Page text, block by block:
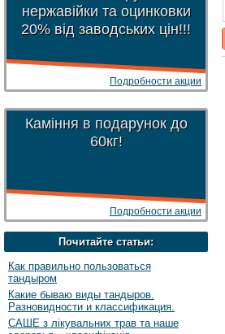
нержавійки та оцинковки
20% від заводських цін!!!
Подробности акции
Каміння в подарунок до
60кг!
Подробности акции
Почитайте статьи:
Как правильно пользоваться
тандыром
Какие бываю виды тандыров.
Разновидности и классификация.
САШЕ з лікувальних трав та наше